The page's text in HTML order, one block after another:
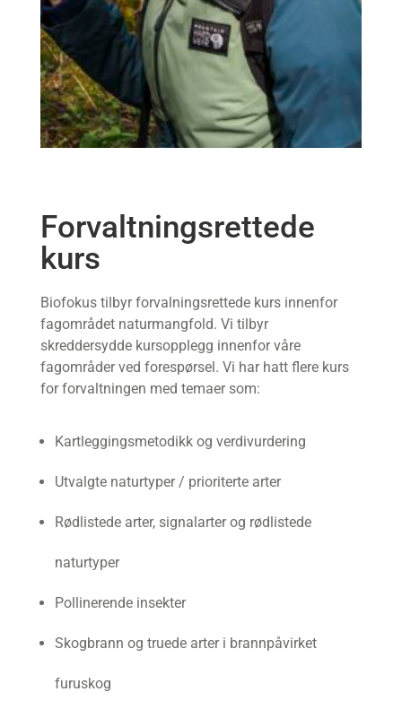
Forvaltningsrettede
kurs
Biofokus tilbyr forvalningsrettede kurs innenfor
fagområdet naturmangfold. Vi tilbyr
skreddersydde kursopplegg innenfor våre
fagområder ved forespørsel. Vi har hatt flere kurs
for forvaltningen med temaer som:
Kartleggingsmetodikk og verdivurdering
Utvalgte naturtyper / prioriterte arter
Rødlistede arter, signalarter og rødlistede
naturtyper
Pollinerende insekter
Skogbrann og truede arter i brannpåvirket
furuskog